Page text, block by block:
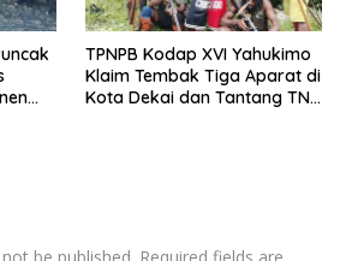
TPNPB Kodap XVI Yahukimo
Klaim Tembak Tiga Aparat di
Kota Dekai dan Tantang TNI-